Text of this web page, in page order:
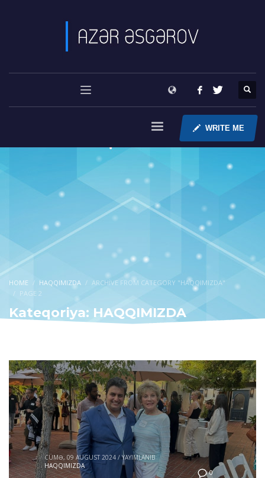
WRITE ME
HOME HAQQIMIZDA
ARCHIVE FROM CATEGORY "HAQQIMIZDA"
PAGE 2
Kateqoriya: HAQQIMIZDA
0
CÜMƏ, 09 AUGUST 2024 / YAYIMLANIB
HAQQIMIZDA